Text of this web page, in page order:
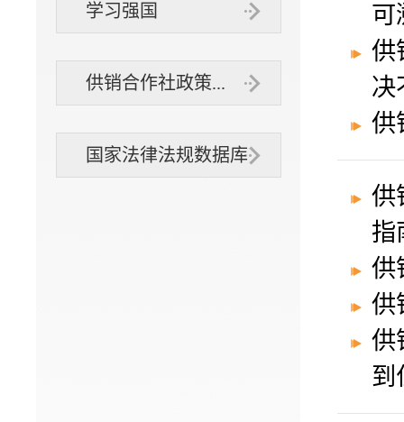
学习强国
供销合作社政策...
国家法律法规数据库
可
供
决
供
供
指
供
供
供
到